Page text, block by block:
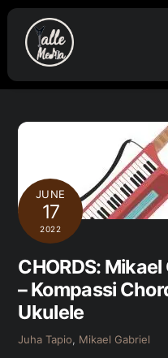
Skip
content
JUNE
17
2022
CHORDS:
– Kompassi
Ukulele
Juha Tapio, Mikael Gabriel